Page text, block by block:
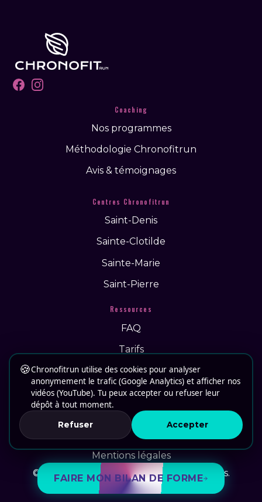
Facebook
Instagram
Coaching
Nos programmes
Méthodologie Chronofitrun
Avis & témoignages
Centres Chronofitrun
Saint-Denis
Sainte-Clotilde
Sainte-Marie
Saint-Pierre
Ressources
FAQ
Tarifs
Actus
Recrutement
Contact
CGV
Mentions légales
© 2026 Chronofitrun. Tous droits réservés.
FAIRE MON BILAN DE FORME
🍪Chronofitrun utilise des cookies pour analyser
anonymement le trafic (Google Analytics) et afficher nos
vidéos (YouTube). Tu peux accepter ou refuser leur
dépôt à tout moment.
Refuser Accepter